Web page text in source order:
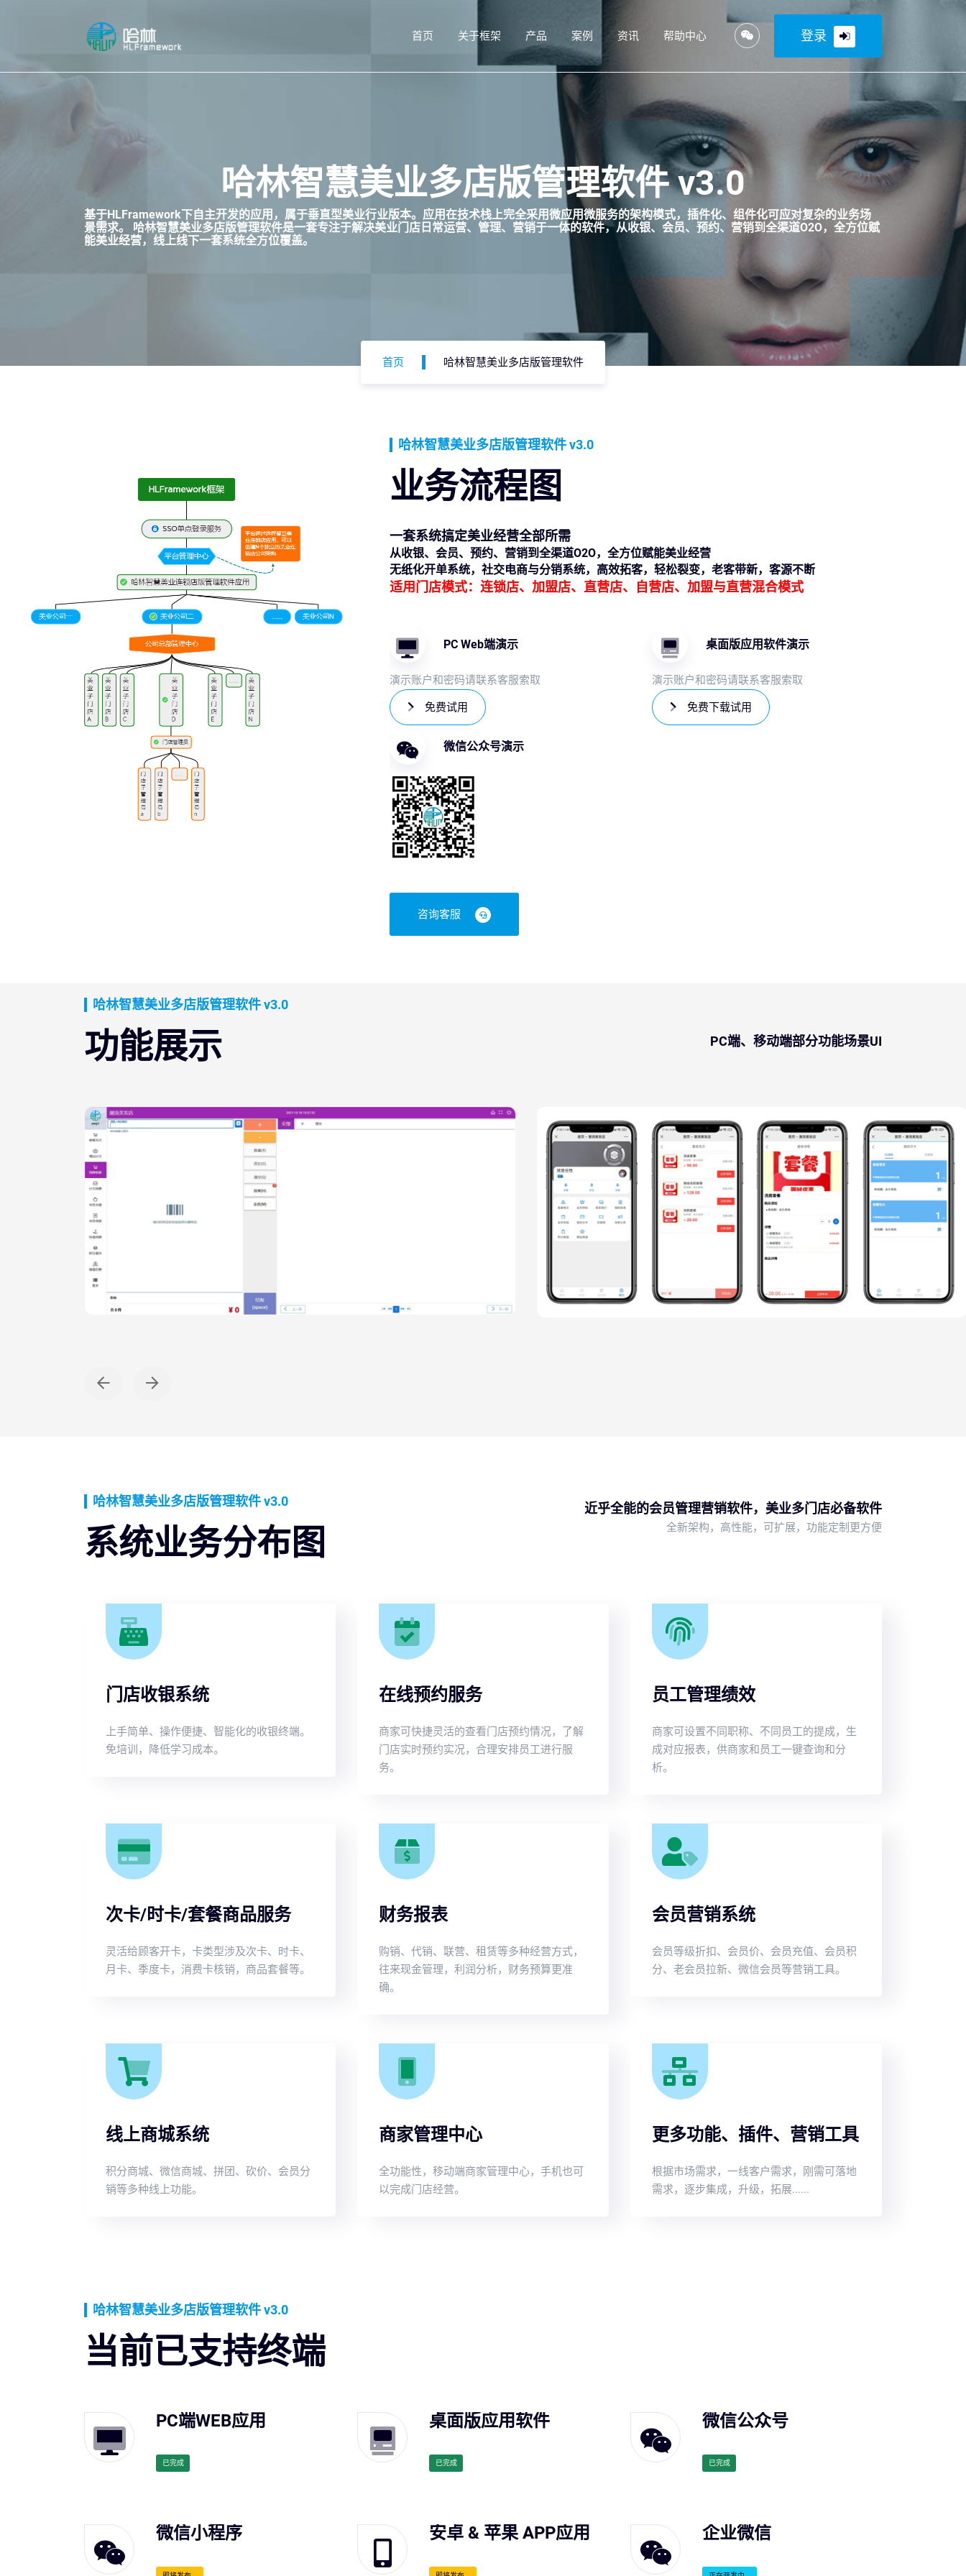
首页 关于框架 产品 案例 资讯 帮助中心 登录
哈林智慧美业多店版管理软件 v3.0
基于HLFramework下自主开发的应用，属于垂直型美业行业版本。应用在技术栈上完全采用微应用微服务的架构模式，插件化、组件化可应对复杂的业务场
景需求。 哈林智慧美业多店版管理软件是一套专注于解决美业门店日常运营、管理、营销于一体的软件，从收银、会员、预约、营销到全渠道O2O，全方位赋
能美业经营，线上线下一套系统全方位覆盖。
首页 哈林智慧美业多店版管理软件
哈林智慧美业多店版管理软件 v3.0
业务流程图
一套系统搞定美业经营全部所需
从收银、会员、预约、营销到全渠道O2O，全方位赋能美业经营
无纸化开单系统，社交电商与分销系统，高效拓客，轻松裂变，老客带新，客源不断
适用门店模式：连锁店、加盟店、直营店、自营店、加盟与直营混合模式
PC Web端演示
演示账户和密码请联系客服索取
免费试用
桌面版应用软件演示
演示账户和密码请联系客服索取
免费下载试用
微信公众号演示
咨询客服
哈林智慧美业多店版管理软件 v3.0
功能展示 PC端、移动端部分功能场景UI
哈林智慧美业多店版管理软件 v3.0
系统业务分布图
近乎全能的会员管理营销软件，美业多门店必备软件
全新架构，高性能，可扩展，功能定制更方便
门店收银系统
上手简单、操作便捷、智能化的收银终端。
免培训，降低学习成本。
在线预约服务
商家可快捷灵活的查看门店预约情况，了解
门店实时预约实况，合理安排员工进行服
务。
员工管理绩效
商家可设置不同职称、不同员工的提成，生
成对应报表，供商家和员工一键查询和分
析。
次卡/时卡/套餐商品服务
灵活给顾客开卡，卡类型涉及次卡、时卡、
月卡、季度卡，消费卡核销，商品套餐等。
财务报表
购销、代销、联营、租赁等多种经营方式，
往来现金管理，利润分析，财务预算更准
确。
会员营销系统
会员等级折扣、会员价、会员充值、会员积
分、老会员拉新、微信会员等营销工具。
线上商城系统
积分商城、微信商城、拼团、砍价、会员分
销等多种线上功能。
商家管理中心
全功能性，移动端商家管理中心，手机也可
以完成门店经营。
更多功能、插件、营销工具
根据市场需求，一线客户需求，刚需可落地
需求，逐步集成，升级，拓展......
哈林智慧美业多店版管理软件 v3.0
当前已支持终端
PC端WEB应用
已完成
桌面版应用软件
已完成
微信公众号
已完成
微信小程序 安卓 & 苹果 APP应用 企业微信